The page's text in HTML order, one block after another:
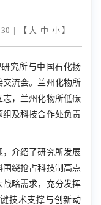
30 | 【 大 中 小 】
究所与中国石化扬
流会。兰州化物所
，兰州化物所低碳
及科技合作处负责
介绍了研究所发展
绕抢占科技制高点
略需求，充分发挥
技术支撑与创新动